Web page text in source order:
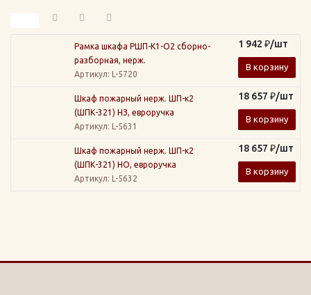
Рамка шкафа РШП-К1-О2 сборно-
разборная, нерж.
Артикул: L-5720
1 942 ₽/шт
В корзину
Шкаф пожарный нерж. ШП-к2
(ШПК-321) НЗ, евроручка
Артикул: L-5631
18 657 ₽/шт
В корзину
Шкаф пожарный нерж. ШП-к2
(ШПК-321) НО, евроручка
Артикул: L-5632
18 657 ₽/шт
В корзину